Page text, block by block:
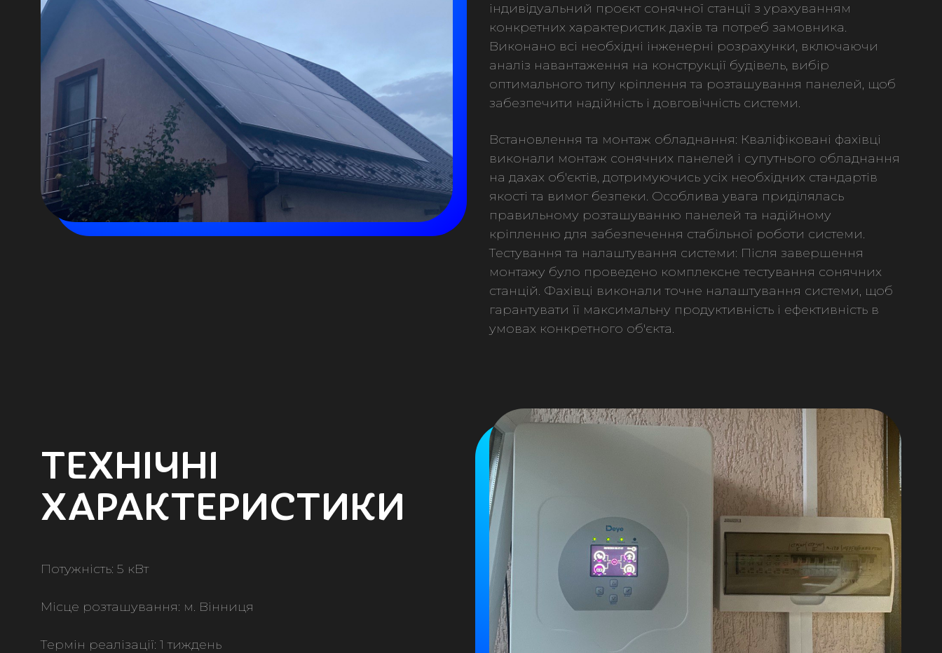
індивідуальний проєкт сонячної станції з урахуванням
конкретних характеристик дахів та потреб замовника.
Виконано всі необхідні інженерні розрахунки, включаючи
аналіз навантаження на конструкції будівель, вибір
оптимального типу кріплення та розташування панелей, щоб
забезпечити надійність і довговічність системи.
Встановлення та монтаж обладнання: Кваліфіковані фахівці
виконали монтаж сонячних панелей і супутнього обладнання
на дахах об'єктів, дотримуючись усіх необхідних стандартів
якості та вимог безпеки. Особлива увага приділялась
правильному розташуванню панелей та надійному
кріпленню для забезпечення стабільної роботи системи.
Тестування та налаштування системи: Після завершення
монтажу було проведено комплексне тестування сонячних
станцій. Фахівці виконали точне налаштування системи, щоб
гарантувати її максимальну продуктивність і ефективність в
умовах конкретного об'єкта.
ТЕХНІЧНІ
ХАРАКТЕРИСТИКИ
Потужність: 5 кВт
Місце розташування: м. Вінниця
Термін реалізації: 1 тиждень